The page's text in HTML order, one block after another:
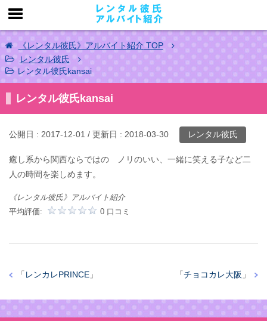
《レンタル彼氏》アルバイト紹介TOP
レンタル彼氏
レンタル彼氏kansai
レンタル彼氏kansai
公開日 : 2017-12-01 / 更新日 : 2018-03-30 レンタル彼氏
癒し系から関西ならではの ノリのいい、一緒に笑える子など二
人の時間を楽しめます。
《レンタル彼氏》アルバイト紹介
平均評価:
0 口コミ
「 チョコカレ大阪 」
「 レンカレPRINCE 」